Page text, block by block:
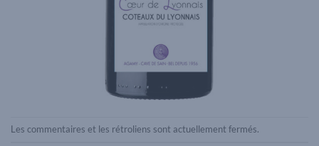
Les commentaires et les rétroliens sont actuellement fermés.